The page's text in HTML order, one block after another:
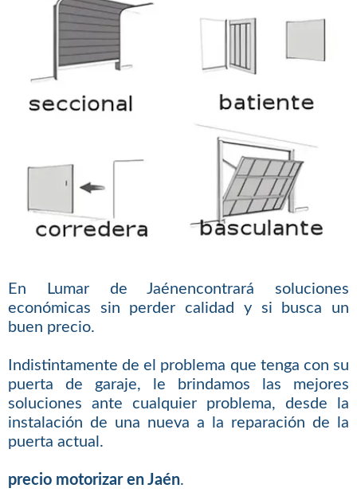
En Lumar de Jaénencontrará soluciones
económicas sin perder calidad y si busca un
buen precio.
Indistintamente de el problema que tenga con su
puerta de garaje, le brindamos las mejores
soluciones ante cualquier problema, desde la
instalación de una nueva a la reparación de la
puerta actual.
precio motorizar en Jaén.